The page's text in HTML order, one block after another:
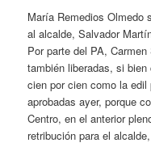
María Remedios Olmedo
al alcalde, Salvador
Por parte del PA,
también liberadas, si
cien por cien como la
aprobadas ayer, porque
Centro, en el anterior
retribución para el